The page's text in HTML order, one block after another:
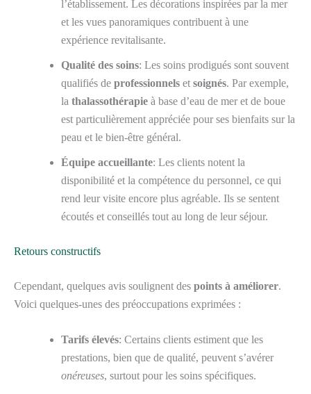
l’établissement. Les décorations inspirées par la mer
et les vues panoramiques contribuent à une
expérience revitalisante.
Qualité des soins: Les soins prodigués sont souvent
qualifiés de professionnels et soignés. Par exemple,
la thalassothérapie à base d’eau de mer et de boue
est particulièrement appréciée pour ses bienfaits sur la
peau et le bien-être général.
Équipe accueillante: Les clients notent la
disponibilité et la compétence du personnel, ce qui
rend leur visite encore plus agréable. Ils se sentent
écoutés et conseillés tout au long de leur séjour.
Retours constructifs
Cependant, quelques avis soulignent des points à améliorer.
Voici quelques-unes des préoccupations exprimées :
Tarifs élevés: Certains clients estiment que les
prestations, bien que de qualité, peuvent s’avérer
onéreuses, surtout pour les soins spécifiques.